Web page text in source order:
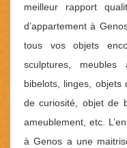
meilleur rapport
d’appartement à
tous vos objets
sculptures, meubles
bibelots, linges, objets
de curiosité, objet de
ameublement, etc.
à Genos a une